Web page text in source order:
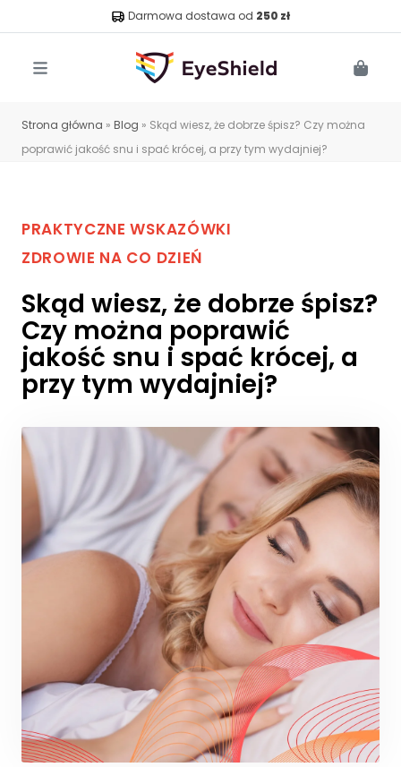
Darmowa dostawa od 250 zł
Strona główna » Blog » Skąd wiesz, że dobrze śpisz? Czy można
poprawić jakość snu i spać krócej, a przy tym wydajniej?
PRAKTYCZNE WSKAZÓWKI
ZDROWIE NA CO DZIEŃ
Skąd wiesz, że dobrze śpisz?
Czy można poprawić
jakość snu i spać krócej, a
przy tym wydajniej?